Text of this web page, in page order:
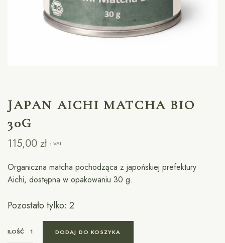
JAPAN AICHI MATCHA BIO
30G
115,00zł z VAT
Organiczna matcha pochodząca z japońskiej prefektury
Aichi, dostępna w opakowaniu 30 g.
Pozostało tylko: 2
ILOŚĆ DODAJ DO KOSZYKA